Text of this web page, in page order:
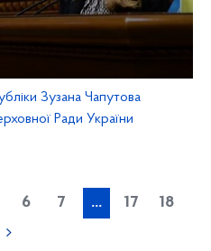
Зузана Чапутова
Ради України
6 7 ... 17 18